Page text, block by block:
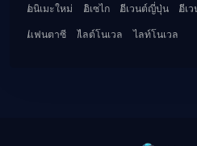
อนิเมะใหม่
อิเซไก อีเวนต์ญี่ปุ่น อีเ
แฟนตาซี
ไลต์โนเวล ไลท์โนเวล